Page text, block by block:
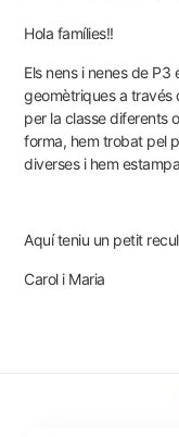
Hola famílies!!
Els nens i nenes de
geomètriques a través
per la classe diferents
forma, hem trobat pel
diverses i hem
Aquí teniu un petit
Carol i Maria